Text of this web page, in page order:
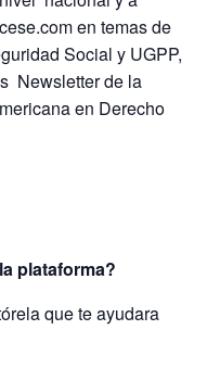
en temas de
Social y UGPP,
Newsletter de la
en Derecho
plataforma?
que te ayudara